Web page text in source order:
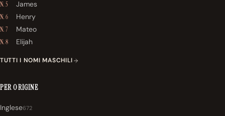
N. 5 James
N. 6 Henry
N. 7 Mateo
N. 8 Elijah
TUTTI I NOMI MASCHILI
PER ORIGINE
Inglese672